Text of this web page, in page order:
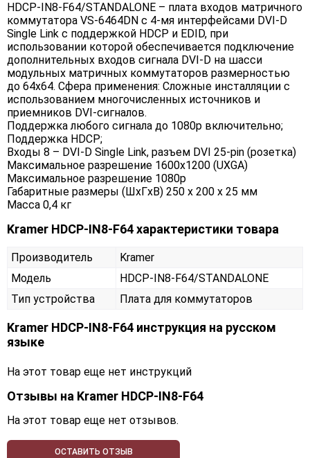
HDCP-IN8-F64/STANDALONE – плата входов матричного
коммутатора VS-6464DN с 4-мя интерфейсами DVI-D
Single Link c поддержкой HDCP и EDID, при
использовании которой обеспечивается подключение
дополнительных входов сигнала DVI-D на шасси
модульных матричных коммутаторов размерностью
до 64х64. Сфера применения: Сложные инсталляции с
использованием многочисленных источников и
приемников DVI-сигналов.
Поддержка любого сигнала до 1080p включительно;
Поддержка HDCP;
Входы 8 – DVI-D Single Link, разъем DVI 25-pin (розетка)
Максимальное разрешение 1600x1200 (UXGA)
Максимальное разрешение 1080p
Габаритные размеры (ШxГxВ) 250 x 200 x 25 мм
Масса 0,4 кг
Kramer HDCP-IN8-F64 характеристики товара
Производитель
Kramer
Модель
HDCP-IN8-F64/STANDALONE
Тип устройства
Плата для коммутаторов
Kramer HDCP-IN8-F64 инструкция на русском
языке
На этот товар еще нет инструкций
Отзывы на Kramer HDCP-IN8-F64
На этот товар еще нет отзывов.
ОСТАВИТЬ ОТЗЫВ